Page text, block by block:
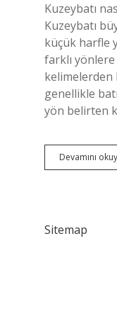
Kuzeybatı
Kuzeybatı
küçük harfle
farklı
kelimelerden
genellikle
yön belirten
Devamını
Sitemap